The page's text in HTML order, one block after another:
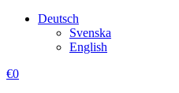
Deutsch
Svenska
English
€0